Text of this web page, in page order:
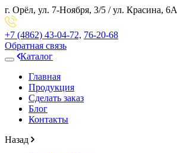
г. Орёл, ул. 7-Ноября, 3/5 / ул. Красина, 6А
+7 (4862) 43-04-72, 76-20-68
Обратная связь
Каталог
Главная
Продукция
Сделать заказ
Блог
Контакты
Назад